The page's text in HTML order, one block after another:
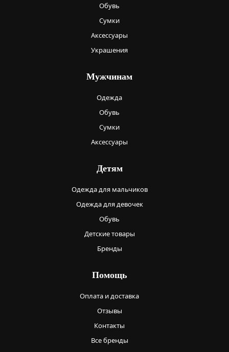
Обувь
Сумки
Аксессуары
Украшения
Мужчинам
Одежда
Обувь
Сумки
Аксессуары
Детям
Одежда для мальчиков
Одежда для девочек
Обувь
Детские товары
Бренды
Помощь
Оплата и доставка
Отзывы
Контакты
Все бренды